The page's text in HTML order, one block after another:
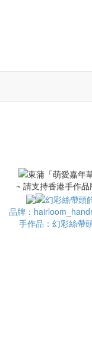
~ 請支持香港手作品
品牌：
手作品：幻彩絲帶